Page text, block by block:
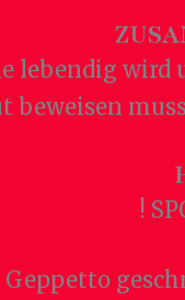
lebendig wird
beweisen
!
Geppetto